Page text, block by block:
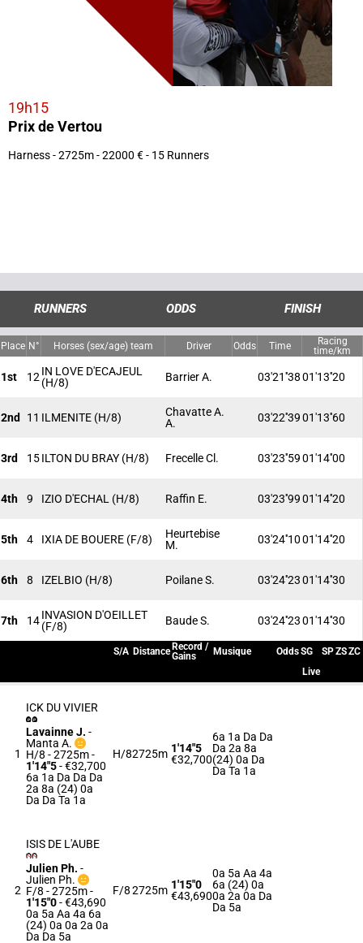
19h15
Prix de Vertou
Harness - 2725m - 22000 € - 15 Runners
RUNNERS ODDS FINISH
Place N° Horses (sex/age) team Driver Odds Time
Racing
time/km
1st 12 IN LOVE D'ECAJEUL
(H/8)
Barrier A. 03'21''3801'13''20
2nd 11 ILMENITE (H/8)
Chavatte A.
A.
03'22''3901'13''60
3rd 15ILTON DU BRAY (H/8) Frecelle Cl. 03'23''5901'14''00
4th 9 IZIO D'ECHAL (H/8) Raffin E. 03'23''9901'14''20
5th 4 IXIA DE BOUERE (F/8)
Heurtebise
M.
03'24''1001'14''20
6th 8 IZELBIO (H/8) Poilane S. 03'24''2301'14''30
7th 14INVASION D'OEILLET
(F/8)
Baude S. 03'24''2301'14''30
S/A Distance Record /
Gains
Musique OddsSG SPZSZC
Live
1
ICK DU VIVIER
Lavainne J. -
Manta A.
H/8 - 2725m-
1'14"5- €32,700
6a 1a Da Da Da
2a 8a (24) 0a
Da Da Ta 1a
H/82725m 1'14"5
€32,700
6a 1a Da Da
Da 2a 8a
(24) 0a Da
Da Ta 1a
2
ISIS DE L'AUBE
Julien Ph. -
Julien Ph.
F/8 - 2725m-
1'15"0- €43,690
0a 5a Aa 4a 6a
(24) 0a 0a 2a 0a
Da Da 5a
F/82725m 1'15"0
€43,690
0a 5a Aa 4a
6a (24) 0a
0a 2a 0a Da
Da 5a